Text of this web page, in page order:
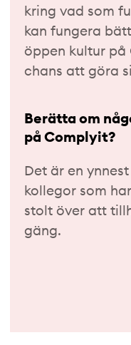
kring vad som
kan fungera
öppen kultur
chans att göra
Berätta om
på Complyit?
Det är en
kollegor som
stolt över att
gäng.